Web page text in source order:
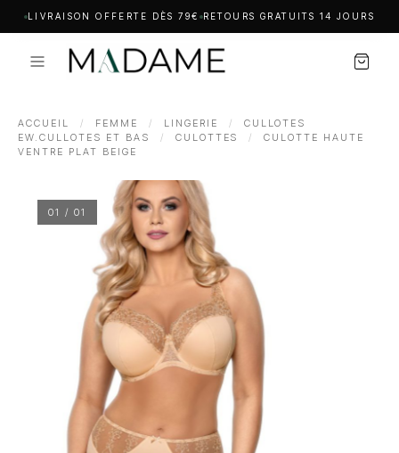
LIVRAISON OFFERTE DÈS 79€ RETOURS GRATUITS 14 JOURS
ACCUEIL / FEMME / LINGERIE /
CULLOTES
EW.CULLOTES ET BAS
/ CULOTTES /
CULOTTE HAUTE
VENTRE PLAT BEIGE
01 / 01